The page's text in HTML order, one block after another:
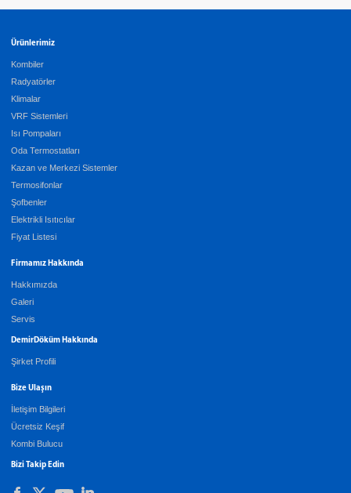
Ürünlerimiz
Kombiler
Radyatörler
Klimalar
VRF Sistemleri
Isı Pompaları
Oda Termostatları
Kazan ve Merkezi Sistemler
Termosifonlar
Şofbenler
Elektrikli Isıtıcılar
Fiyat Listesi
Firmamız Hakkında
Hakkımızda
Galeri
Servis
DemirDöküm Hakkında
Şirket Profili
Bize Ulaşın
İletişim Bilgileri
Ücretsiz Keşif
Kombi Bulucu
Bizi Takip Edin